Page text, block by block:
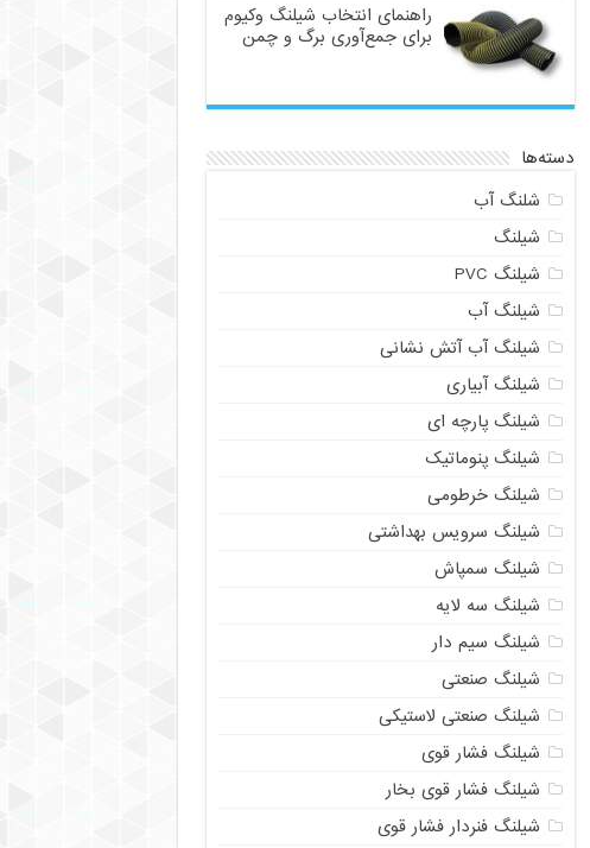
راهنمای انتخاب شیلنگ وکیوم
برای جمع‌آوری برگ و چمن
دسته‌ها
شلنگ آب
شیلنگ
شیلنگ PVC
شیلنگ آب
شیلنگ آب آتش نشانی
شیلنگ آبیاری
شیلنگ پارچه ای
شیلنگ پنوماتیک
شیلنگ خرطومی
شیلنگ سرویس بهداشتی
شیلنگ سمپاش
شیلنگ سه لایه
شیلنگ سیم دار
شیلنگ صنعتی
شیلنگ صنعتی لاستیکی
شیلنگ فشار قوی
شیلنگ فشار قوی بخار
شیلنگ فنردار فشار قوی